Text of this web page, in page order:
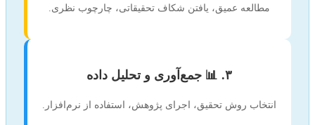
مطالعه عمیق، یافتن شکاف تحقیقاتی، چارچوب نظری.
۳. 📊 جمع‌آوری و تحلیل داده
انتخاب روش تحقیق، اجرای پژوهش، استفاده از نرم‌افزار.